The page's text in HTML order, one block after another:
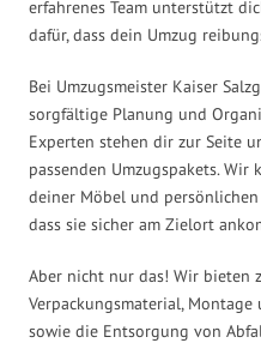
erfahrenes Team unterstützt
dafür, dass dein Umzug
Bei Umzugsmeister Kaiser
sorgfältige Planung und
Experten stehen dir zur Seite
passenden Umzugspakets.
deiner Möbel und
dass sie sicher am Zielort
Aber nicht nur das! Wir bieten
Verpackungsmaterial,
sowie die Entsorgung von